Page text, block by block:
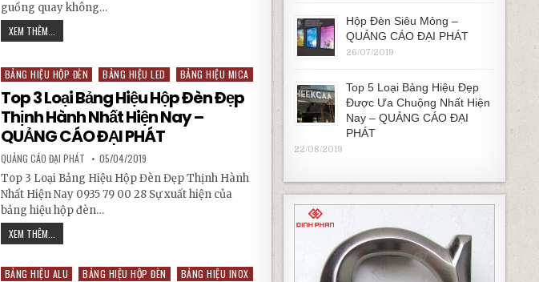
guồng quay không…
XEM THÊM...
Posted in
BẢNG HIỆU HỘP ĐÈN BẢNG HIỆU LED BẢNG HIỆU MICA
Top 3 Loại Bảng Hiệu Hộp Đèn Đẹp
Thịnh Hành Nhất Hiện Nay –
QUẢNG CÁO ĐẠI PHÁT
AUTHOR:
QUẢNG CÁO ĐẠI PHÁT PUBLISHED DATE:
05/04/2019
Top 3 Loại Bảng Hiệu Hộp Đèn Đẹp Thịnh Hành
Nhất Hiện Nay 0935 79 00 28 Sự xuất hiện của
bảng hiệu hộp đèn…
XEM THÊM...
TOP 3 LOẠI BẢNG HIỆU HỘP ĐÈN ĐẸP THỊNH HÀNH NHẤT HIỆN NAY – QUẢNG CÁO ĐẠI PHÁT
Posted in
BẢNG HIỆU ALU BẢNG HIỆU HỘP ĐÈN
BẢNG HIỆU INOX
Hộp Đèn Siêu Mỏng –
QUẢNG CÁO ĐẠI PHÁT
26/07/2019
Top 5 Loại Bảng Hiệu Đẹp
Được Ưa Chuộng Nhất Hiện
Nay – QUẢNG CÁO ĐẠI
PHÁT
22/08/2019